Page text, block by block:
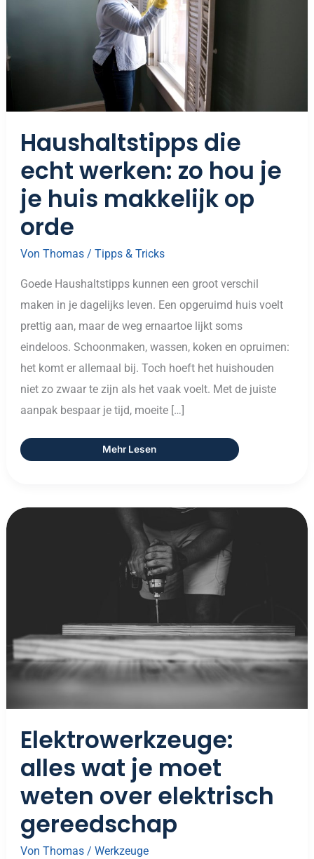
Haushaltstipps die
echt werken: zo hou je
je huis makkelijk op
orde
Von Thomas / Tipps & Tricks
Goede Haushaltstipps kunnen een groot verschil
maken in je dagelijks leven. Een opgeruimd huis voelt
prettig aan, maar de weg ernaartoe lijkt soms
eindeloos. Schoonmaken, wassen, koken en opruimen:
het komt er allemaal bij. Toch hoeft het huishouden
niet zo zwaar te zijn als het vaak voelt. Met de juiste
aanpak bespaar je tijd, moeite […]
Makkelijk
Op
Orde
Mehr Lesen
Elektrowerkzeuge:
alles wat je moet
weten over elektrisch
gereedschap
Von Thomas / Werkzeuge
Elektrowerkzeuge:
Moet
Weten
Elektrisch
Gereedschap